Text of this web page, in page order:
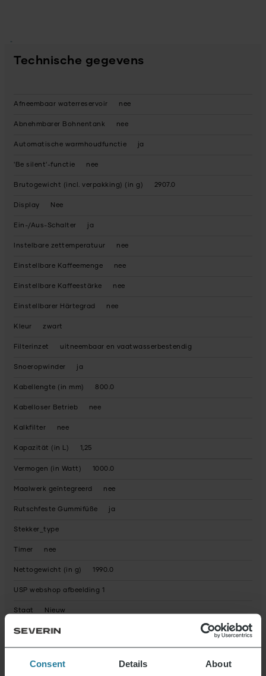
Consent Details About
Technische gegevens
Afneembaar waterreservoir nee
Abnehmbarer Bohnentank nee
Automatische warmhoudfunctie ja
'Be silent'-functie nee
Brutogewicht (incl. verpakking) (in g) 2907.0
Display Nee
Ein-/Aus-Schalter ja
Instelbare zettemperatuur nee
Einstellbare Kaffeemenge nee
Einstellbare Kaffeestärke nee
Einstellbarer Härtegrad nee
Kleur zwart
Filterinzet uitneembaar en vaatwasserbestendig
Snoeropwinder ja
Kabellengte (in mm) 800.0
Kabelloser Betrieb nee
Kalkfilter nee
Kapazität (in L) 1,25
Vermogen (in Watt) 1000.0
Maalwerk geïntegreerd nee
Rutschfeste Gummifüße ja
Stekker_type
Timer nee
Nettogewicht (in g) 1990.0
USP webshop afbeelding 1
Staat Nieuw
Recyclebare verpakking